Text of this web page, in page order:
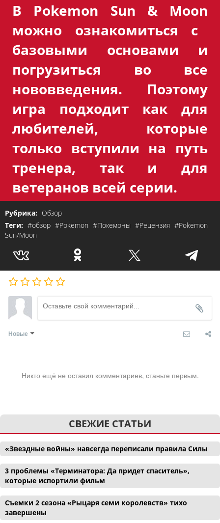
В Pokemon Sun & Moon
можно ознакомиться с
базовыми основами и
погрузиться во все
нововведения. Поэтому
игра подходит как для
любителей, которые
только вступили на путь
тренера, так и для
ветеранов всей серии.
Рубрика: Обзор
Теги: #обзор #Pokemon #Покемоны #Рецензия #Pokemon
Sun/Moon
Новые
Никто ещё не оставил комментариев, станьте первым.
СВЕЖИЕ СТАТЬИ
«Звездные войны» навсегда переписали правила Силы
3 проблемы «Терминатора: Да придет спаситель»,
которые испортили фильм
Съемки 2 сезона «Рыцаря семи королевств» тихо
завершены